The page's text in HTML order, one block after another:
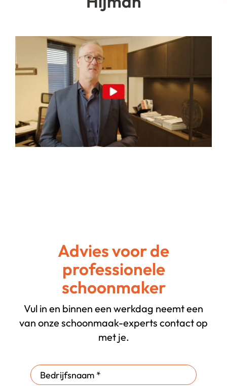
Huseyin Onur
Advies voor de
professionele
schoonmaker
Vul in en binnen een werkdag neemt een
van onze schoonmaak-experts contact op
met je.